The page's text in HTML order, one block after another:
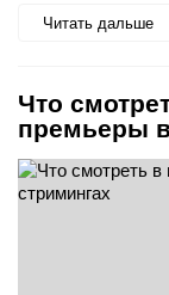
Читать дальше
Что
премьеры